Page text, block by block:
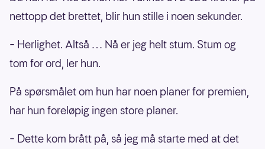
nettopp det brettet, blir hun stille i noen sekunder.
– Herlighet. Altså … Nå er jeg helt stum. Stum og
tom for ord, ler hun.
På spørsmålet om hun har noen planer for premien,
har hun foreløpig ingen store planer.
– Dette kom brått på, så jeg må starte med at det